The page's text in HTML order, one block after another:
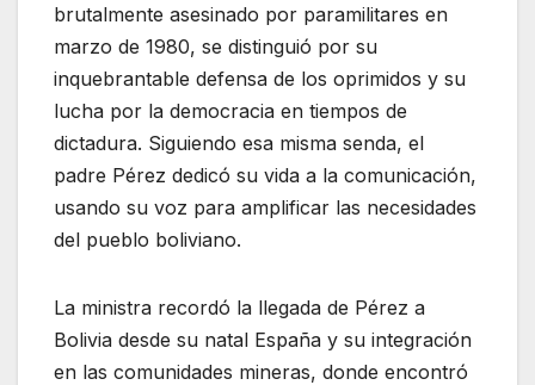
brutalmente asesinado por paramilitares en
marzo de 1980, se distinguió por su
inquebrantable defensa de los oprimidos y su
lucha por la democracia en tiempos de
dictadura. Siguiendo esa misma senda, el
padre Pérez dedicó su vida a la comunicación,
usando su voz para amplificar las necesidades
del pueblo boliviano.
La ministra recordó la llegada de Pérez a
Bolivia desde su natal España y su integración
en las comunidades mineras, donde encontró